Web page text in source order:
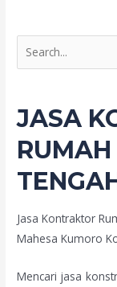
JASA
Jasa Kontraktor
Mahesa Kumoro
Mencari jasa